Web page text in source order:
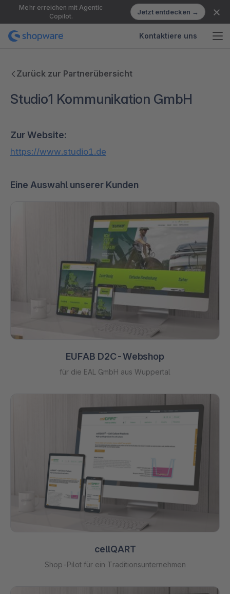
Mehr erreichen mit Agentic
Copilot.
Jetzt entdecken →
Kontaktiere uns
Zurück zur Partnerübersicht
Studio1 Kommunikation GmbH
Zur Website:
https://www.studio1.de
Eine Auswahl unserer Kunden
EUFAB D2C-Webshop
für die EAL GmbH aus Wuppertal
cellQART
Shop-Pilot für ein Traditionsunternehmen